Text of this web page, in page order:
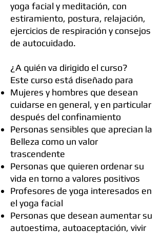
yoga facial y meditación, con
estiramiento, postura, relajación,
ejercicios de respiración y consejos
de autocuidado.
¿A quién va dirigido el curso?
Este curso está diseñado para
Mujeres y hombres que desean
cuidarse en general, y en particular
después del confinamiento
Personas sensibles que aprecian la
Belleza como un valor
trascendente
Personas que quieren ordenar su
vida en torno a valores positivos
Profesores de yoga interesados en
el yoga facial
Personas que desean aumentar su
autoestima, autoaceptación, vivir